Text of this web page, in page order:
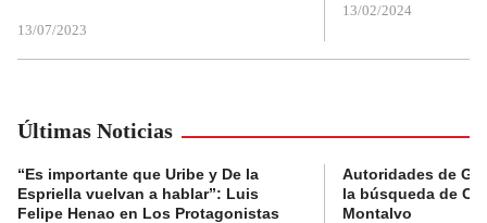
13/07/2023
13/02/2024
Últimas Noticias
“Es importante que Uribe y De la
Espriella vuelvan a hablar”: Luis
Felipe Henao en Los Protagonistas
Autoridades de
la búsqueda de
Montalvo